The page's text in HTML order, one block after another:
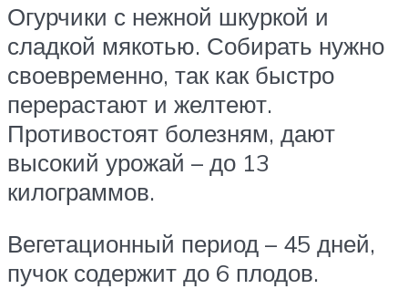
Огурчики с нежной шкуркой и
сладкой мякотью. Собирать нужно
своевременно, так как быстро
перерастают и желтеют.
Противостоят болезням, дают
высокий урожай – до 13
килограммов.
Вегетационный период – 45 дней,
пучок содержит до 6 плодов.